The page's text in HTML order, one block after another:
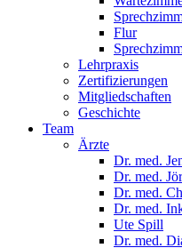
Flur
Lehrpraxis
Zertifizierungen
Mitgliedschaften
Geschichte
Team
Ärzte
Dr. med.
Dr. med.
Dr. med.
Dr. med.
Ute Spill
Dr. med.